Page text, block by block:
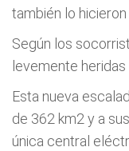
también lo hicieron
Según los
levemente
Esta nueva
de 362 km2 y a
única central